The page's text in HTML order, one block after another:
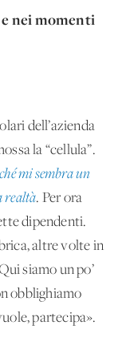
nei momenti
dell’azienda
la “cellula”.
mi sembra un
realtà. Per ora
dipendenti.
altre volte in
siamo un po’
obblighiamo
partecipa».